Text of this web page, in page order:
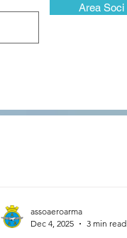
Area Soci
assoaeroarma
Dec 4, 2025
3 min read